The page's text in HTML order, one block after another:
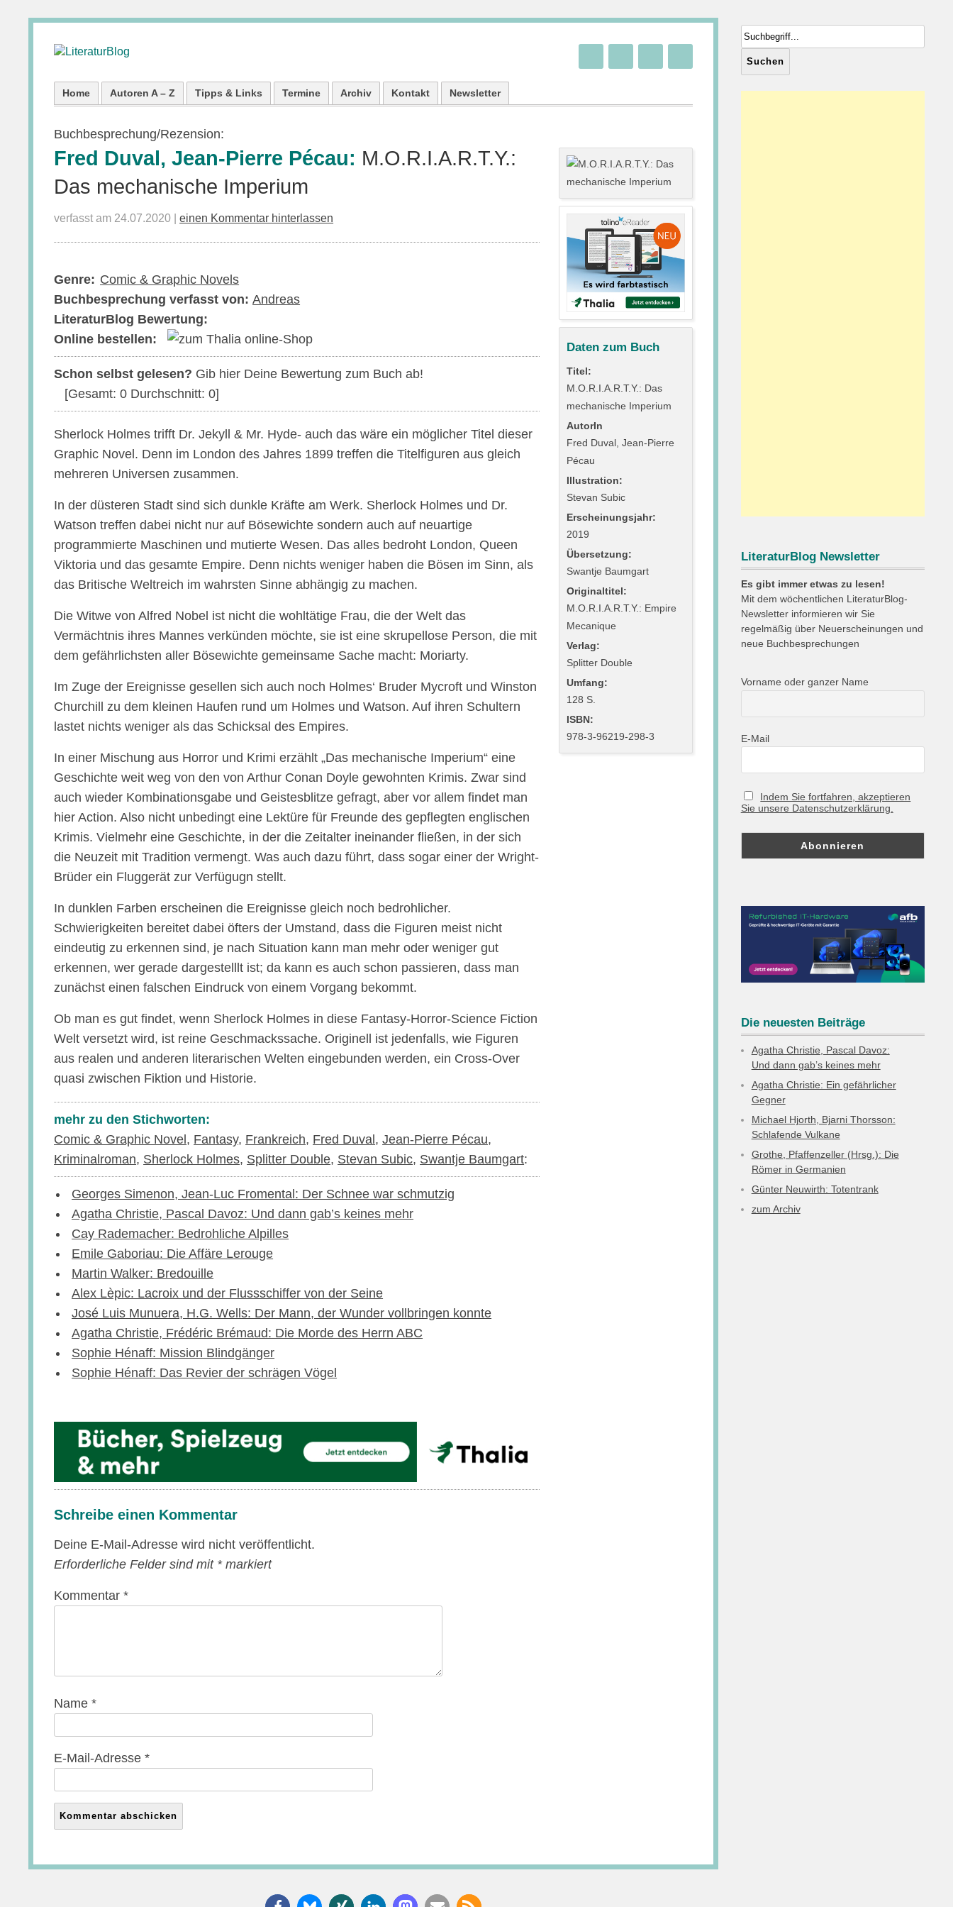
Home Autoren A – Z Tipps & Links Termine Archiv Kontakt Newsletter
Buchbesprechung/Rezension:
Fred Duval, Jean-Pierre Pécau: M.O.R.I.A.R.T.Y.:
Das mechanische Imperium
verfasst am 24.07.2020 |einen Kommentar hinterlassen
Genre: Comic & Graphic Novels
Buchbesprechung verfasst von:Andreas
LiteraturBlog Bewertung:
Online bestellen:
Schon selbst gelesen? Gib hier Deine Bewertung zum Buch ab!
[Gesamt:0 Durchschnitt:0]
Sherlock Holmes trifft Dr. Jekyll & Mr. Hyde- auch das wäre ein möglicher Titel dieser
Graphic Novel. Denn im London des Jahres 1899 treffen die Titelfiguren aus gleich
mehreren Universen zusammen.
In der düsteren Stadt sind sich dunkle Kräfte am Werk. Sherlock Holmes und Dr.
Watson treffen dabei nicht nur auf Bösewichte sondern auch auf neuartige
programmierte Maschinen und mutierte Wesen. Das alles bedroht London, Queen
Viktoria und das gesamte Empire. Denn nichts weniger haben die Bösen im Sinn, als
das Britische Weltreich im wahrsten Sinne abhängig zu machen.
Die Witwe von Alfred Nobel ist nicht die wohltätige Frau, die der Welt das
Vermächtnis ihres Mannes verkünden möchte, sie ist eine skrupellose Person, die mit
dem gefährlichsten aller Bösewichte gemeinsame Sache macht: Moriarty.
Im Zuge der Ereignisse gesellen sich auch noch Holmes‘ Bruder Mycroft und Winston
Churchill zu dem kleinen Haufen rund um Holmes und Watson. Auf ihren Schultern
lastet nichts weniger als das Schicksal des Empires.
In einer Mischung aus Horror und Krimi erzählt „Das mechanische Imperium“ eine
Geschichte weit weg von den von Arthur Conan Doyle gewohnten Krimis. Zwar sind
auch wieder Kombinationsgabe und Geistesblitze gefragt, aber vor allem findet man
hier Action. Also nicht unbedingt eine Lektüre für Freunde des gepflegten englischen
Krimis. Vielmehr eine Geschichte, in der die Zeitalter ineinander fließen, in der sich
die Neuzeit mit Tradition vermengt. Was auch dazu führt, dass sogar einer der Wright-
Brüder ein Fluggerät zur Verfügugn stellt.
In dunklen Farben erscheinen die Ereignisse gleich noch bedrohlicher.
Schwierigkeiten bereitet dabei öfters der Umstand, dass die Figuren meist nicht
eindeutig zu erkennen sind, je nach Situation kann man mehr oder weniger gut
erkennen, wer gerade dargestelllt ist; da kann es auch schon passieren, dass man
zunächst einen falschen Eindruck von einem Vorgang bekommt.
Ob man es gut findet, wenn Sherlock Holmes in diese Fantasy-Horror-Science Fiction
Welt versetzt wird, ist reine Geschmackssache. Originell ist jedenfalls, wie Figuren
aus realen und anderen literarischen Welten eingebunden werden, ein Cross-Over
quasi zwischen Fiktion und Historie.
mehr zu den Stichworten:
Comic & Graphic Novel , Fantasy, Frankreich, Fred Duval ,Jean-Pierre Pécau,
Kriminalroman, Sherlock Holmes, Splitter Double, Stevan Subic, Swantje Baumgart:
Georges Simenon, Jean-Luc Fromental: Der Schnee war schmutzig
Agatha Christie, Pascal Davoz: Und dann gab’s keines mehr
Cay Rademacher: Bedrohliche Alpilles
Emile Gaboriau: Die Affäre Lerouge
Martin Walker: Bredouille
Alex Lèpic: Lacroix und der Flussschiffer von der Seine
José Luis Munuera, H.G. Wells: Der Mann, der Wunder vollbringen konnte
Agatha Christie, Frédéric Brémaud: Die Morde des Herrn ABC
Sophie Hénaff: Mission Blindgänger
Sophie Hénaff: Das Revier der schrägen Vögel
Schreibe einen Kommentar
Deine E-Mail-Adresse wird nicht veröffentlicht.
Erforderliche Felder sind mit *markiert
Kommentar*
Name*
E-Mail-Adresse*
Daten zum Buch
Titel:
M.O.R.I.A.R.T.Y.: Das
mechanische Imperium
AutorIn
Fred Duval, Jean-Pierre
Pécau
Illustration:
Stevan Subic
Erscheinungsjahr:
2019
Übersetzung:
Swantje Baumgart
Originaltitel:
M.O.R.I.A.R.T.Y.: Empire
Mecanique
Verlag:
Splitter Double
Umfang:
128 S.
ISBN:
978-3-96219-298-3
LiteraturBlog Newsletter
Es gibt immer etwas zu lesen!
Mit dem wöchentlichen LiteraturBlog-
Newsletter informieren wir Sie
regelmäßig über Neuerscheinungen und
neue Buchbesprechungen
Vorname oder ganzer Name
E-Mail
Indem Sie fortfahren, akzeptieren
Sie unsere Datenschutzerklärung.
Die neuesten Beiträge
Agatha Christie, Pascal Davoz:
Und dann gab’s keines mehr
Agatha Christie: Ein gefährlicher
Gegner
Michael Hjorth, Bjarni Thorsson:
Schlafende Vulkane
Grothe, Pfaffenzeller (Hrsg.): Die
Römer in Germanien
Günter Neuwirth: Totentrank
zum Archiv